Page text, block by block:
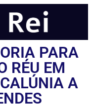
PARA
RÉU EM
A